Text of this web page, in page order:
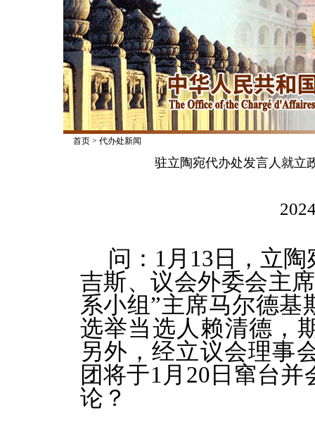
首页> 代办处新闻
驻立陶宛代办处发言人就立
问：1月13日，立
吉斯、议会外委会主
系小组”主席马尔德
选举当选人赖清德，
另外，经立议会理事
团将于1月20日窜台
论？